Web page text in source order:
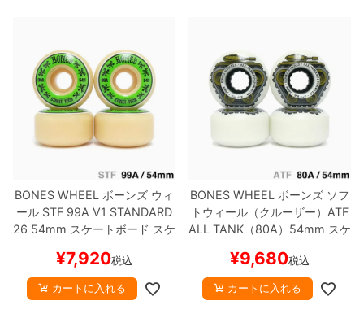
BONES WHEEL ボーンズ ウィ
ール STF 99A V1 STANDARD
26 54mm スケートボード スケ
¥7,920税込
カートに入れる
BONES WHEEL ボーンズ ソフ
トウィール（クルーザー） ATF
ALL TANK（80A） 54mm スケ
¥9,680税込
カートに入れる